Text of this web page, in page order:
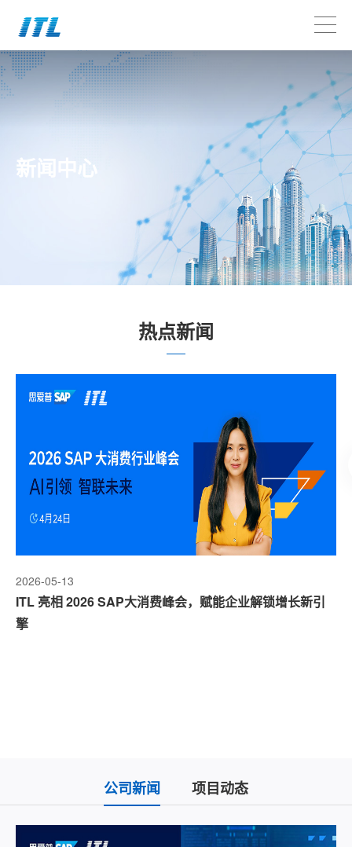
新闻中心
热点新闻
2026-05-13
ITL 亮相 2026 SAP大消费峰会，赋能企业解锁增长新引
擎
公司新闻 项目动态